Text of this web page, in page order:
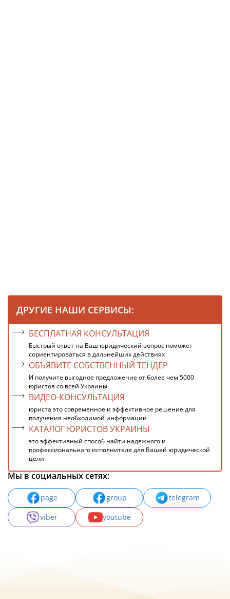
ДРУГИЕ НАШИ СЕРВИСЫ:
БЕСПЛАТНАЯ КОНСУЛЬТАЦИЯ
Быстрый ответ на Ваш юридический вопрос поможет
сориентироваться в дальнейших действиях
ОБЪЯВИТЕ СОБСТВЕННЫЙ ТЕНДЕР
И получите выгодное предложение от более чем 5000
юристов со всей Украины
ВИДЕО-КОНСУЛЬТАЦИЯ
юриста это современное и эффективное решение для
получения необходимой информации
КАТАЛОГ ЮРИСТОВ УКРАИНЫ
это эффективный способ найти надежного и
профессионального исполнителя для Вашей юридической
цели
Мы в социальных сетях:
page group
telegram
viber
youtube